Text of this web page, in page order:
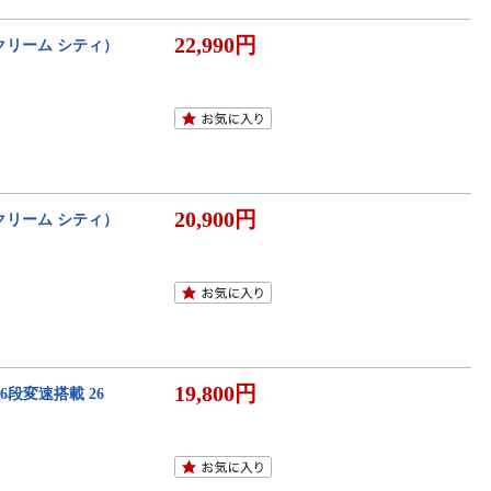
ーム シティ） 22,990円
ーム シティ） 20,900円
段変速搭載 26 19,800円